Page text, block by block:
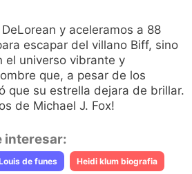
y aceleramos a 88
escapar del villano Biff, sino
el universo vibrante y
que, a pesar de los
que su estrella dejara de brillar.
de Michael J. Fox!
interesar:
de funes Heidi klum biografia